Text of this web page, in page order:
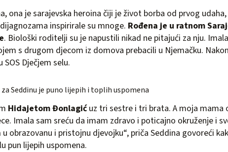
ona je sarajevska heroina čiji je život borba od prvog
inspirirale su mnoge. Rođena je u ratnom
. Biološki roditelji su je napustili nikad ne pitajući za nju.
s drugom djecom iz domova prebacili u Njemačku.
Dječjem selu.
Seddinu je puno lijepih i toplih uspomena
Hidajetom Đonlagićuz tri sestre i tri brata. A moja mama
Imala sam sreću da imam zdravo i poticajno okruženje i
obrazovanu i pristojnu djevojku“, priča Seddina govoreći
pun lijepih uspomena.